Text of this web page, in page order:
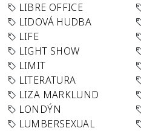
LIBRE OFFICE
LIDOVÁ HUDBA
LIFE
LIGHT SHOW
LIMIT
LITERATURA
LIZA MARKLUND
LONDÝN
LUMBERSEXUAL